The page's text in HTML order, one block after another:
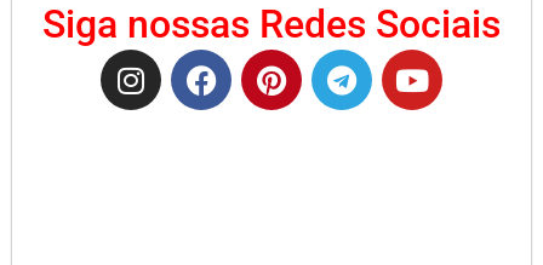
Siga nossas Redes Sociais